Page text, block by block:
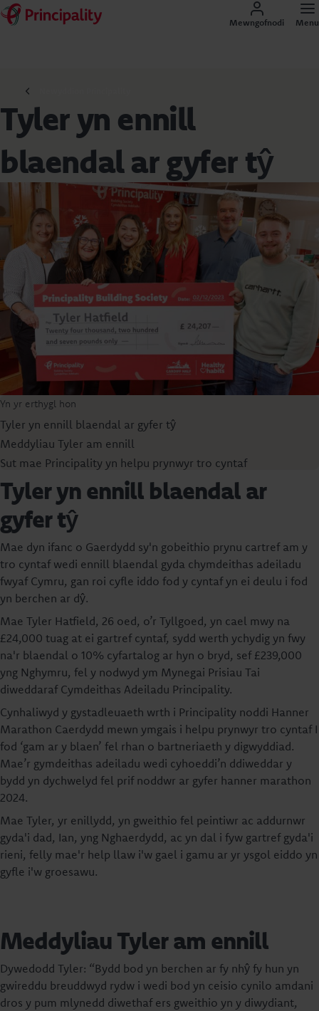
Mewngofnodi Menu
Tyler yn ennill
blaendal ar gyfer tŷ
Yn yr erthygl hon
Tyler yn ennill blaendal ar gyfer tŷ
Meddyliau Tyler am ennill
Sut mae Principality yn helpu prynwyr tro cyntaf
Tyler yn ennill blaendal ar
gyfer tŷ
Mae dyn ifanc o Gaerdydd sy'n gobeithio prynu cartref am y
tro cyntaf wedi ennill blaendal gyda chymdeithas adeiladu
fwyaf Cymru, gan roi cyfle iddo fod y cyntaf yn ei deulu i fod
yn berchen ar dŷ.
Mae Tyler Hatfield, 26 oed, o’r Tyllgoed, yn cael mwy na
£24,000 tuag at ei gartref cyntaf, sydd werth ychydig yn fwy
na'r blaendal o 10% cyfartalog ar hyn o bryd, sef £239,000
yng Nghymru, fel y nodwyd ym Mynegai Prisiau Tai
diweddaraf Cymdeithas Adeiladu Principality.
Cynhaliwyd y gystadleuaeth wrth i Principality noddi Hanner
Marathon Caerdydd mewn ymgais i helpu prynwyr tro cyntaf I
fod ‘gam ar y blaen’ fel rhan o bartneriaeth y digwyddiad.
Mae’r gymdeithas adeiladu wedi cyhoeddi’n ddiweddar y
bydd yn dychwelyd fel prif noddwr ar gyfer hanner marathon
2024.
Mae Tyler, yr enillydd, yn gweithio fel peintiwr ac addurnwr
gyda'i dad, Ian, yng Nghaerdydd, ac yn dal i fyw gartref gyda'i
rieni, felly mae'r help llaw i'w gael i gamu ar yr ysgol eiddo yn
gyfle i'w groesawu.
Meddyliau Tyler am ennill
Dywedodd Tyler: “Bydd bod yn berchen ar fy nhŷ fy hun yn
gwireddu breuddwyd rydw i wedi bod yn ceisio cynilo amdani
dros y pum mlynedd diwethaf ers gweithio yn y diwydiant,